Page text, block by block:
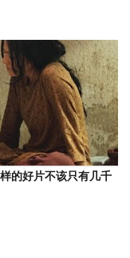
的好片不该只有几千